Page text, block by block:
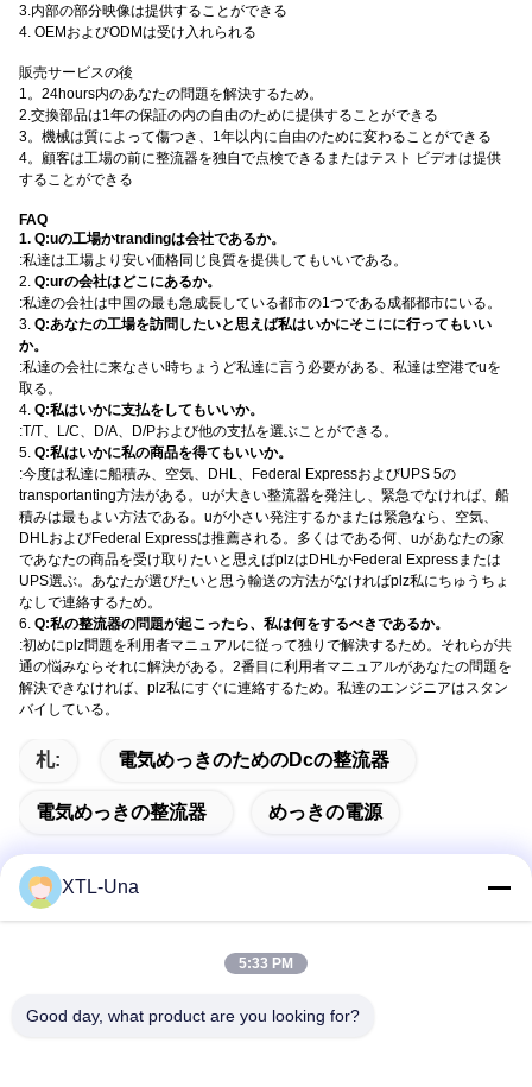
3.内部の部分映像は提供することができる
4. OEMおよびODMは受け入れられる
販売サービスの後
1。24hours内のあなたの問題を解決するため。
2.交換部品は1年の保証の内の自由のために提供することができる
3。機械は質によって傷つき、1年以内に自由のために変わることができる
4。顧客は工場の前に整流器を独自で点検できるまたはテスト ビデオは提供
することができる
FAQ
1. Q:uの工場かtrandingは会社であるか。
:私達は工場より安い価格同じ良質を提供してもいいである。
2. Q:urの会社はどこにあるか。
:私達の会社は中国の最も急成長している都市の1つである成都都市にいる。
3. Q:あなたの工場を訪問したいと思えば私はいかにそこにに行ってもいい
か。
:私達の会社に来なさい時ちょうど私達に言う必要がある、私達は空港でuを
取る。
4. Q:私はいかに支払をしてもいいか。
:T/T、L/C、D/A、D/Pおよび他の支払を選ぶことができる。
5. Q:私はいかに私の商品を得てもいいか。
:今度は私達に船積み、空気、DHL、Federal ExpressおよびUPS 5の
transportanting方法がある。uが大きい整流器を発注し、緊急でなければ、船
積みは最もよい方法である。uが小さい発注するかまたは緊急なら、空気、
DHLおよびFederal Expressは推薦される。多くはである何、uがあなたの家
であなたの商品を受け取りたいと思えばplzはDHLかFederal Expressまたは
UPS選ぶ。あなたが選びたいと思う輸送の方法がなければplz私にちゅうちょ
なしで連絡するため。
6. Q:私の整流器の問題が起こったら、私は何をするべきであるか。
:初めにplz問題を利用者マニュアルに従って独りで解決するため。それらが共
通の悩みならそれに解決がある。2番目に利用者マニュアルがあなたの問題を
解決できなければ、plz私にすぐに連絡するため。私達のエンジニアはスタン
バイしている。
札: 電気めっきのためのdcの整流器
電気めっきの整流器 めっきの電源
アドレス:
XTL-Una
5:33 PM
Good day, what product are you looking for?